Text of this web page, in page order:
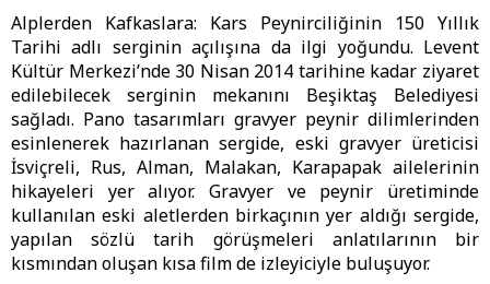
Alplerden Kafkaslara: Kars Peynirciliğinin 150 Yıllık
Tarihi adlı serginin açılışına da ilgi yoğundu. Levent
Kültür Merkezi’nde 30 Nisan 2014 tarihine kadar ziyaret
edilebilecek serginin mekanını Beşiktaş Belediyesi
sağladı. Pano tasarımları gravyer peynir dilimlerinden
esinlenerek hazırlanan sergide, eski gravyer üreticisi
İsviçreli, Rus, Alman, Malakan, Karapapak ailelerinin
hikayeleri yer alıyor. Gravyer ve peynir üretiminde
kullanılan eski aletlerden birkaçının yer aldığı sergide,
yapılan sözlü tarih görüşmeleri anlatılarının bir
kısmından oluşan kısa film de izleyiciyle buluşuyor.